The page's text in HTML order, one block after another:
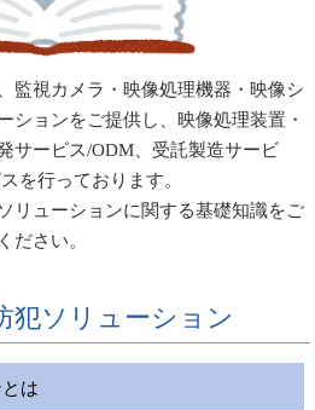
監視カメラ・映像処理機器・映像シ
ションをご提供し、映像処理装置・
サービス/ODM、受託製造サービ
を行っております。
リューションに関する基礎知識をご
ださい。
犯ソリューション
は